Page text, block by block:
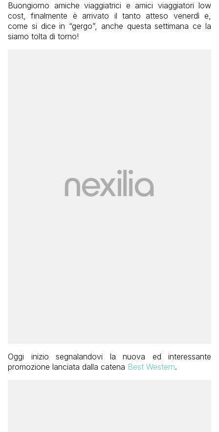
Buongiorno amiche viaggiatrici e amici viaggiatori low
cost, finalmente è arrivato il tanto atteso venerdì e,
come si dice in “gergo”, anche questa settimana ce la
siamo tolta di torno!
Oggi inizio segnalandovi la nuova ed interessante
promozione lanciata dalla catena Best Western.